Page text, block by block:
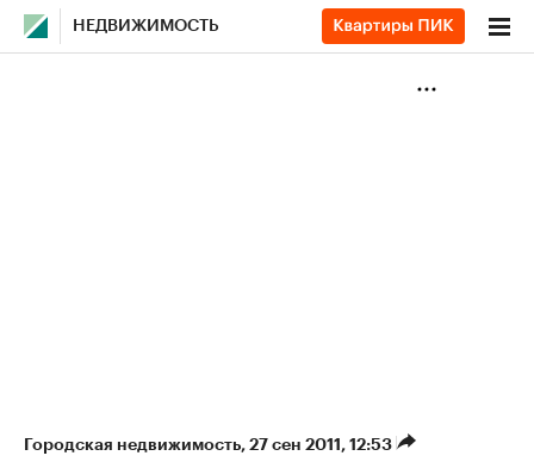
НЕДВИЖИМОСТЬ
Городская недвижимость⁠, 27 сен 2011, 12:53